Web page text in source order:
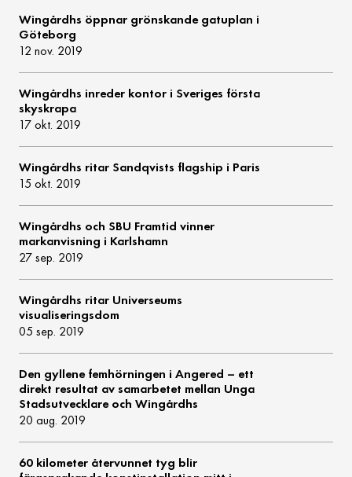
Wingårdhs öppnar grönskande gatuplan i
Göteborg
12 nov. 2019
Wingårdhs inreder kontor i Sveriges första
skyskrapa
17 okt. 2019
Wingårdhs ritar Sandqvists flagship i Paris
15 okt. 2019
Wingårdhs och SBU Framtid vinner
markanvisning i Karlshamn
27 sep. 2019
Wingårdhs ritar Universeums
visualiseringsdom
05 sep. 2019
Den gyllene femhörningen i Angered – ett
direkt resultat av samarbetet mellan Unga
Stadsutvecklare och Wingårdhs
20 aug. 2019
60 kilometer återvunnet tyg blir